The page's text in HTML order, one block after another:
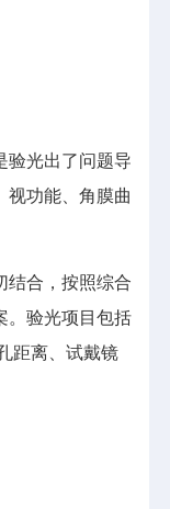
光出了问题导
视功能、角膜曲
结合，按照综合
。验光项目包括
距离、试戴镜